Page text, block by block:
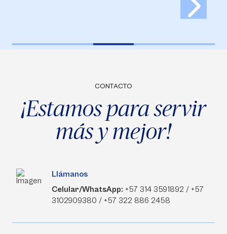
CONTACTO
¡Estamos para servir
más y mejor!
Llámanos
Celular/WhatsApp: +57 314 3591892 / +57
3102909380 / +57 322 886 2458